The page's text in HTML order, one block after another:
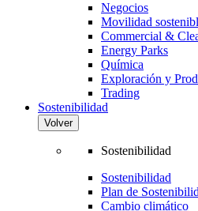
Negocios
Movilidad
Commercial &
Energy Parks
Química
Exploración y
Trading
Sostenibilidad
Volver
Sostenibilidad
Sostenibilidad
Plan de
Cambio climático